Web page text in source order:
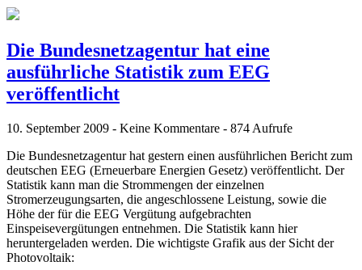
Die Bundesnetzagentur hat eine
ausführliche Statistik zum EEG
veröffentlicht
10. September 2009 - Keine Kommentare - 874 Aufrufe
Die Bundesnetzagentur hat gestern einen ausführlichen Bericht zum
deutschen EEG (Erneuerbare Energien Gesetz) veröffentlicht. Der
Statistik kann man die Strommengen der einzelnen
Stromerzeugungsarten, die angeschlossene Leistung, sowie die
Höhe der für die EEG Vergütung aufgebrachten
Einspeisevergütungen entnehmen. Die Statistik kann hier
heruntergeladen werden. Die wichtigste Grafik aus der Sicht der
Photovoltaik: